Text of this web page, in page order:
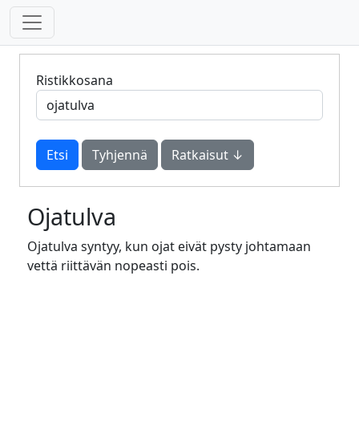
Ristikkosana
Tyhjennä Ratkaisut ↓
Ojatulva
Ojatulva syntyy, kun ojat eivät pysty johtamaan
vettä riittävän nopeasti pois.